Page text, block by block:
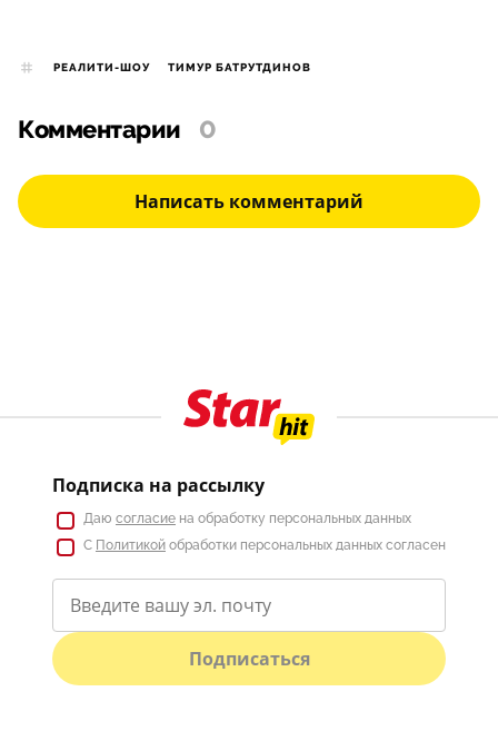
РЕАЛИТИ-ШОУ ТИМУР БАТРУТДИНОВ
Комментарии 0
Написать комментарий
Подписка на рассылку
Даю согласие на обработку персональных данных
С Политикой обработки персональных данных согласен
Подписаться